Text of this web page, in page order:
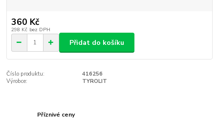
360 Kč
298 Kč bez DPH
Přidat do košíku
Číslo produktu:
416256
Výrobce:
TYROLIT
Příznivé ceny